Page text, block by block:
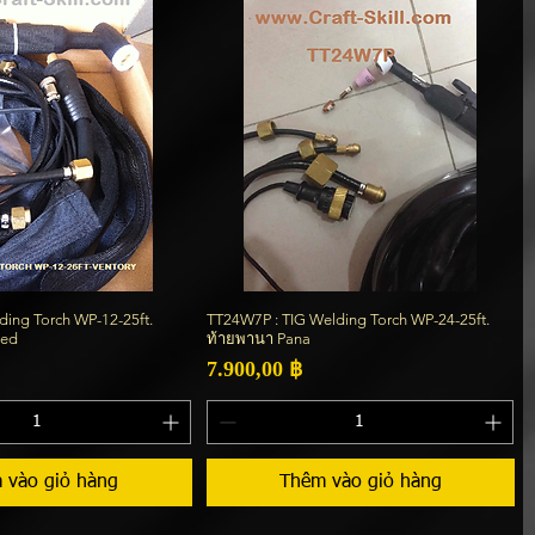
nhanh
Torch WP-12-25ft.
vào giỏ hàng
Xem nhanh
TT24W7P : TIG Welding Torch WP-24-25ft.
ท้ายพานา Pana
Giá
7.900,00 ฿
Thêm vào giỏ hàng